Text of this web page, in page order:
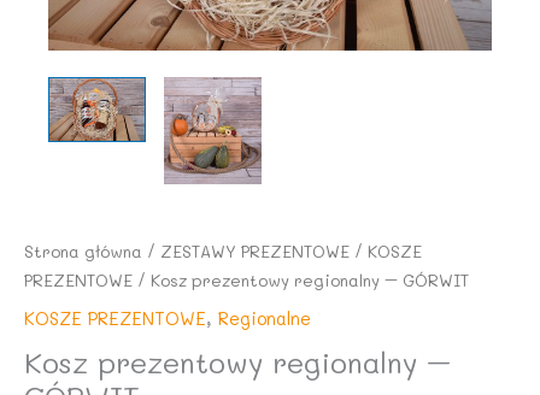
Strona główna / ZESTAWY PREZENTOWE / KOSZE
PREZENTOWE / Kosz prezentowy regionalny – GÓRWIT
KOSZE PREZENTOWE, Regionalne
Kosz prezentowy regionalny –